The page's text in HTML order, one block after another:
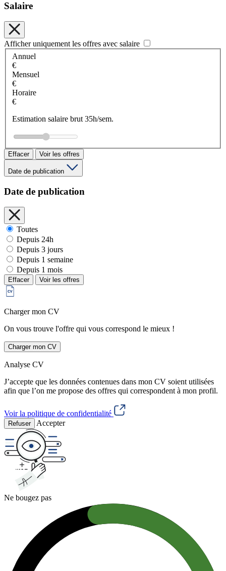
Salaire
Afficher uniquement les offres avec salaire
Annuel
€
Mensuel
€
Horaire
€
Estimation salaire brut 35h/sem.
Effacer Voir les offres
Date de publication
Date de publication
Toutes
Depuis 24h
Depuis 3 jours
Depuis 1 semaine
Depuis 1 mois
Effacer Voir les offres
Charger mon CV
On vous trouve l'offre qui vous correspond le mieux !
Charger mon CV
Analyse CV
J’accepte que les données contenues dans mon CV soient utilisées
afin que l’on me propose des offres qui correspondent à mon profil.
Voir la politique de confidentialité
Refuser Accepter
Ne bougez pas